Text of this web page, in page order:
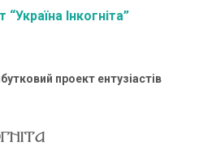
Інкогніта”
проект ентузіастів